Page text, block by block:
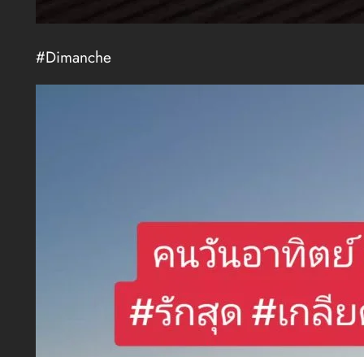
#Dimanche